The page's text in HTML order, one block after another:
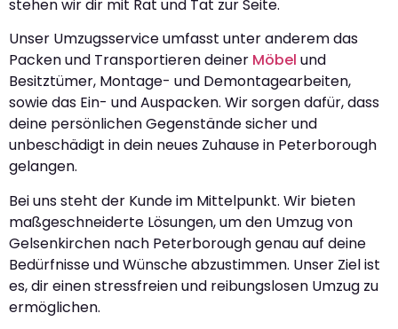
stehen wir dir mit Rat und Tat zur Seite.
Unser Umzugsservice umfasst unter anderem das
Packen und Transportieren deiner Möbel und
Besitztümer, Montage- und Demontagearbeiten,
sowie das Ein- und Auspacken. Wir sorgen dafür, dass
deine persönlichen Gegenstände sicher und
unbeschädigt in dein neues Zuhause in Peterborough
gelangen.
Bei uns steht der Kunde im Mittelpunkt. Wir bieten
maßgeschneiderte Lösungen, um den Umzug von
Gelsenkirchen nach Peterborough genau auf deine
Bedürfnisse und Wünsche abzustimmen. Unser Ziel ist
es, dir einen stressfreien und reibungslosen Umzug zu
ermöglichen.